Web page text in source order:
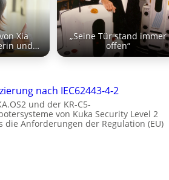
Xia
und…
„Seine Tür stand immer
offen“
nach IEC62443-4-2
und der KR-C5-
von Kuka Security Level 2
die Anforderungen der Regulation (EU)